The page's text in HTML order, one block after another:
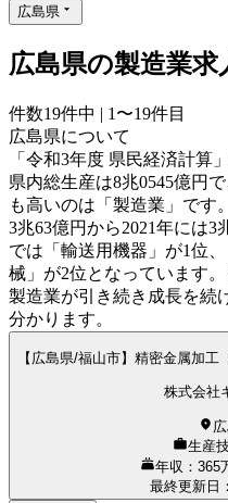
広島県
広島県の製造業求
件数19件中 | 1〜19件目
広島県について
「令和3年度 県民経済計算
県内総生産は8兆0545億円
も高いのは「製造業」です
3兆63億円から2021年には3
では「輸送用機器」が1位
械」が2位となっています
製造業が引き続き成長を続
分かります。
【広島県/福山市】精密金属加工
株式会社
生産
年収：365
最終更新日 ：